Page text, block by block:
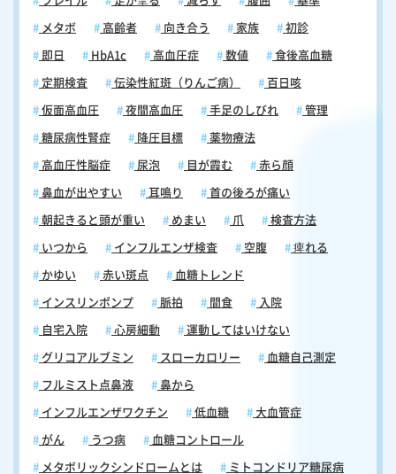
に応じた適切なアドバイスを受けることが大切です。特に基礎疾患があ
る場合や、過去にワクチンで深刻なアレルギー反応を経験したことがあ
は、これらの注意点を踏まえつつ、インフルエンザ予防の重要性と個人
のリスクを総合的に考慮し、医療専門家と相談の上で判断することをお
液（経鼻インフルエンザワクチン）の接種費用は医療機関によって異な
りますが、10,000円前後で価格設定されているところが多いです。フル
のワクチンであるため、全額自己負担となりますので、ご注意くださ
い。 ただし、厚生労働省が承認したフルミスト点鼻液（第一三共が製
ンザ予防接種補助の対象となっています。この助成制度の適用は地域に
よって異なるため、お住まいの自治体の保健所や医療機関に確認するこ
フルエンザワクチン接種)につきましては補助対象外となりますので、ご
注意ください(未承認のワクチンの場合、万が一副作用が起きても予防接
よくある質問（FAQ） ここでは、フルミスト点鼻液に関するよくあるご
質問に簡潔にお答えいたします。 【フルミスト点鼻液（経鼻インフルエ
か？ フルミスト点鼻液は、従来の注射型ワクチンと同等以上の効果があ
るとされています。特に小児では、注射型よりも高い予防効果が報告さ
問2】フルミスト点鼻液は痛くないの？ はい、フルミスト点鼻液は「痛
くない」ワクチンです。鼻から噴霧して使用するため、従来の注射型ワ
メタボ 高齢者 向き合う 家族 初診
即日 HbA1c 高血圧症 数値 食後高血糖
定期検査 伝染性紅斑（りんご病） 百日咳
仮面高血圧 夜間高血圧 手足のしびれ 管理
糖尿病性腎症 降圧目標 薬物療法
高血圧性脳症 尿泡 目が霞む 赤ら顔
鼻血が出やすい 耳鳴り 首の後ろが痛い
朝起きると頭が重い めまい 爪 検査方法
いつから インフルエンザ検査 空腹 痺れる
かゆい 赤い斑点 血糖トレンド
インスリンポンプ 脈拍 間食 入院
自宅入院 心房細動 運動してはいけない
グリコアルブミン スローカロリー 血糖自己測定
フルミスト点鼻液 鼻から
インフルエンザワクチン 低血糖 大血管症
がん うつ病 血糖コントロール
メタボリックシンドロームとは ミトコンドリア糖尿病